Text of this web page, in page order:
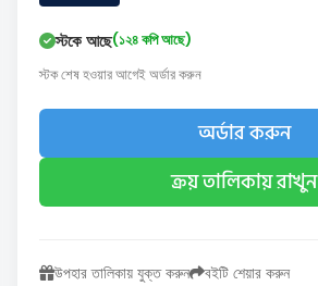
স্টকে আছে(১২৪ কপি আছে)
স্টক শেষ হওয়ার আগেই অর্ডার করুন
অর্ডার করুন
ক্রয় তালিকায় রাখুন
উপহার তালিকায় যুক্ত করুন বইটি শেয়ার করুন